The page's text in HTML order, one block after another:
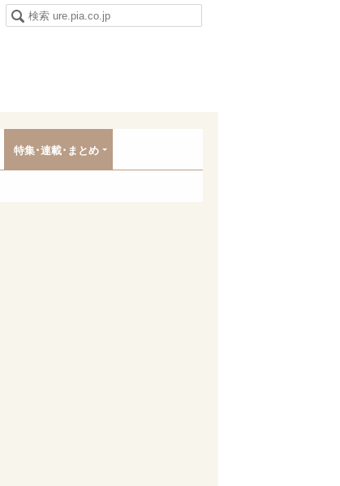
特集･連載･まとめ